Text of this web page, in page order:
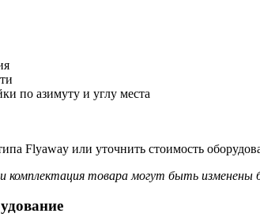
по азимуту и углу места
или уточнить стоимость
товара могут быть изменены